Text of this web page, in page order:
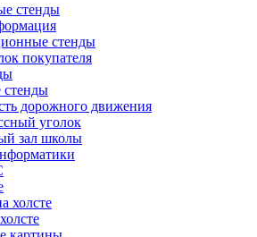
стенды
стенды
покупателя
дорожного движения
уголок
зал школы
холсте